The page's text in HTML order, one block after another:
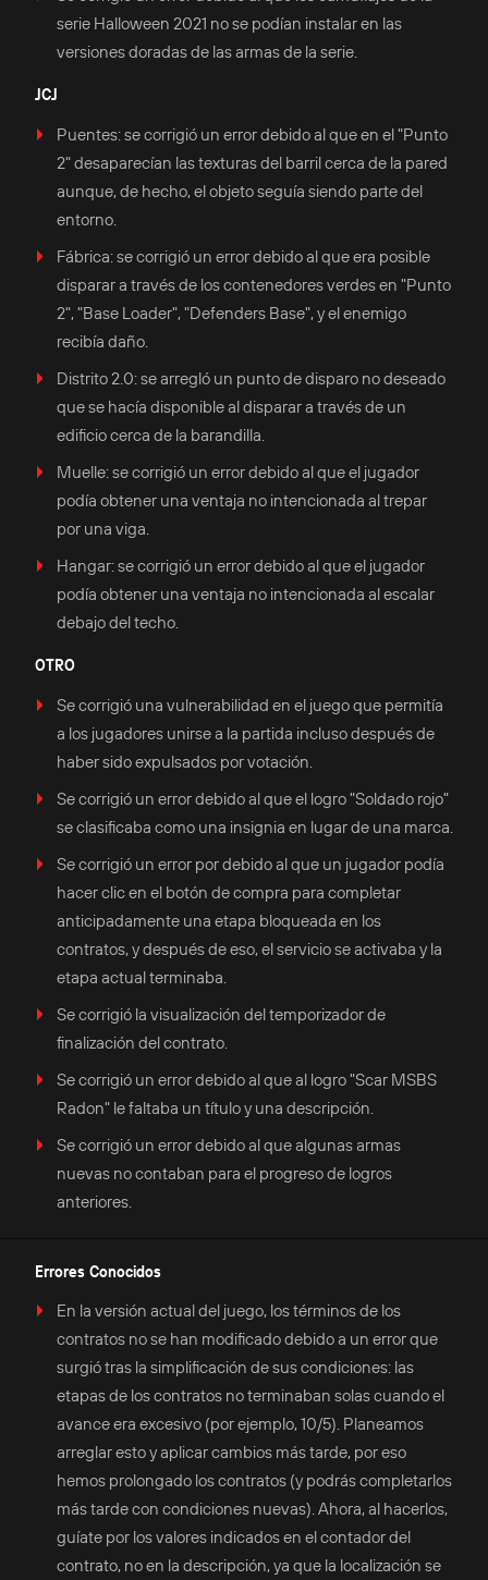
serie Halloween 2021 no se podían instalar en las
versiones doradas de las armas de la serie.
JCJ
Puentes: se corrigió un error debido al que en el "Punto
2" desaparecían las texturas del barril cerca de la pared
aunque, de hecho, el objeto seguía siendo parte del
entorno.
Fábrica: se corrigió un error debido al que era posible
disparar a través de los contenedores verdes en "Punto
2", "Base Loader", "Defenders Base", y el enemigo
recibía daño.
Distrito 2.0: se arregló un punto de disparo no deseado
que se hacía disponible al disparar a través de un
edificio cerca de la barandilla.
Muelle: se corrigió un error debido al que el jugador
podía obtener una ventaja no intencionada al trepar
por una viga.
Hangar: se corrigió un error debido al que el jugador
podía obtener una ventaja no intencionada al escalar
debajo del techo.
OTRO
Se corrigió una vulnerabilidad en el juego que permitía
a los jugadores unirse a la partida incluso después de
haber sido expulsados por votación.
Se corrigió un error debido al que el logro "Soldado rojo"
se clasificaba como una insignia en lugar de una marca.
Se corrigió un error por debido al que un jugador podía
hacer clic en el botón de compra para completar
anticipadamente una etapa bloqueada en los
contratos, y después de eso, el servicio se activaba y la
etapa actual terminaba.
Se corrigió la visualización del temporizador de
finalización del contrato.
Se corrigió un error debido al que al logro "Scar MSBS
Radon" le faltaba un título y una descripción.
Se corrigió un error debido al que algunas armas
nuevas no contaban para el progreso de logros
anteriores.
Errores Conocidos
En la versión actual del juego, los términos de los
contratos no se han modificado debido a un error que
surgió tras la simplificación de sus condiciones: las
etapas de los contratos no terminaban solas cuando el
avance era excesivo (por ejemplo, 10/5). Planeamos
arreglar esto y aplicar cambios más tarde, por eso
hemos prolongado los contratos (y podrás completarlos
más tarde con condiciones nuevas). Ahora, al hacerlos,
guíate por los valores indicados en el contador del
contrato, no en la descripción, ya que la localización se